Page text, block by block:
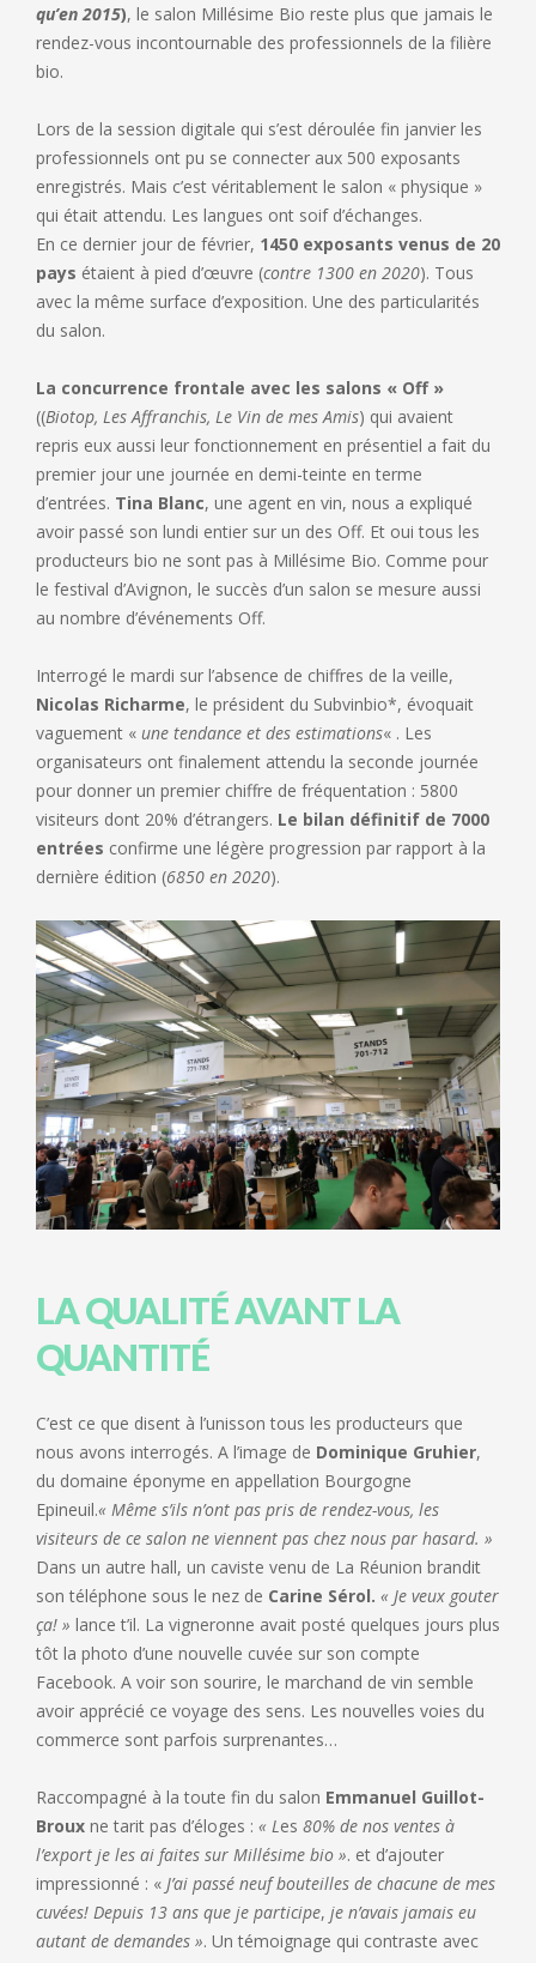
qu’en 2015), le salon Millésime Bio reste plus que jamais le
rendez-vous incontournable des professionnels de la filière
bio.
Lors de la session digitale qui s’est déroulée fin janvier les
professionnels ont pu se connecter aux 500 exposants
enregistrés. Mais c’est véritablement le salon « physique »
qui était attendu. Les langues ont soif d’échanges.
En ce dernier jour de février, 1450 exposants venus de 20
pays étaient à pied d’œuvre (contre 1300 en 2020). Tous
avec la même surface d’exposition. Une des particularités
du salon.
La concurrence frontale avec les salons « Off »
((Biotop, Les Affranchis, Le Vin de mes Amis) qui avaient
repris eux aussi leur fonctionnement en présentiel a fait du
premier jour une journée en demi-teinte en terme
d’entrées. Tina Blanc, une agent en vin, nous a expliqué
avoir passé son lundi entier sur un des Off. Et oui tous les
producteurs bio ne sont pas à Millésime Bio. Comme pour
le festival d’Avignon, le succès d’un salon se mesure aussi
au nombre d’événements Off.
Interrogé le mardi sur l’absence de chiffres de la veille,
Nicolas Richarme, le président du Subvinbio*, évoquait
vaguement « une tendance et des estimations« . Les
organisateurs ont finalement attendu la seconde journée
pour donner un premier chiffre de fréquentation : 5800
visiteurs dont 20% d’étrangers. Le bilan définitif de 7000
entrées confirme une légère progression par rapport à la
dernière édition (6850 en 2020).
LA QUALITÉ AVANT LA
QUANTITÉ
C’est ce que disent à l’unisson tous les producteurs que
nous avons interrogés. A l’image de Dominique Gruhier,
du domaine éponyme en appellation Bourgogne
Epineuil.« Même s’ils n’ont pas pris de rendez-vous, les
visiteurs de ce salon ne viennent pas chez nous par hasard. »
Dans un autre hall, un caviste venu de La Réunion brandit
son téléphone sous le nez de Carine Sérol. « Je veux gouter
ça! » lance t’il. La vigneronne avait posté quelques jours plus
tôt la photo d’une nouvelle cuvée sur son compte
Facebook. A voir son sourire, le marchand de vin semble
avoir apprécié ce voyage des sens. Les nouvelles voies du
commerce sont parfois surprenantes…
Raccompagné à la toute fin du salon Emmanuel Guillot-
Broux ne tarit pas d’éloges : « Les 80% de nos ventes à
l’export je les ai faites sur Millésime bio ». et d’ajouter
impressionné : « J’ai passé neuf bouteilles de chacune de mes
cuvées! Depuis 13 ans que je participe, je n’avais jamais eu
autant de demandes ». Un témoignage qui contraste avec